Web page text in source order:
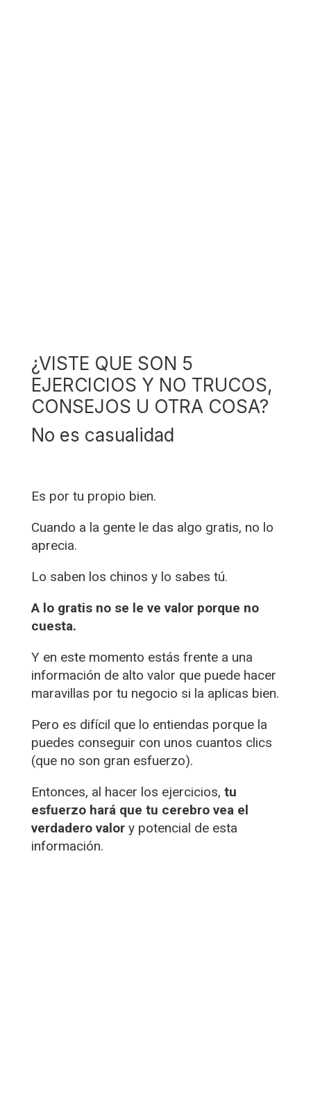
¿VISTE QUE SON 5
EJERCICIOS Y NO TRUCOS,
CONSEJOS U OTRA COSA?
No es casualidad
Es por tu propio bien.
Cuando a la gente le das algo gratis, no lo
aprecia.
Lo saben los chinos y lo sabes tú.
A lo gratis no se le ve valor porque no
cuesta.
Y en este momento estás frente a una
información de alto valor que puede hacer
maravillas por tu negocio si la aplicas bien.
Pero es difícil que lo entiendas porque la
puedes conseguir con unos cuantos clics
(que no son gran esfuerzo).
Entonces, al hacer los ejercicios, tu
esfuerzo hará que tu cerebro vea el
verdadero valory potencial de esta
información.